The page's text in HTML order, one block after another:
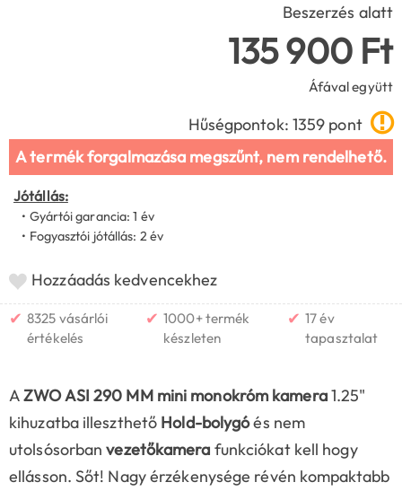
Beszerzés alatt
135 900 Ft
Áfával együtt
Hűségpontok: 1359 pont
A termék forgalmazása megszűnt, nem rendelhető.
Jótállás:
• Gyártói garancia: 1 év
• Fogyasztói jótállás: 2 év
Hozzáadás kedvencekhez
✔ 8325 vásárlói
értékelés
✔ 1000+ termék
készleten
✔ 17 év
tapasztalat
AZWO ASI 290 MM mini monokróm kamera1.25"
kihuzatba illeszthető Hold-bolygóés nem
utolsósorbanvezetőkamera funkciókat kell hogy
ellásson. Sőt! Nagy érzékenysége révén kompaktabb